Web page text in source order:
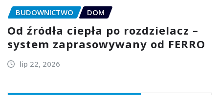
BUDOWNICTWO DOM
Od źródła ciepła po rozdzielacz –
system zaprasowywany od FERRO
lip 22, 2026